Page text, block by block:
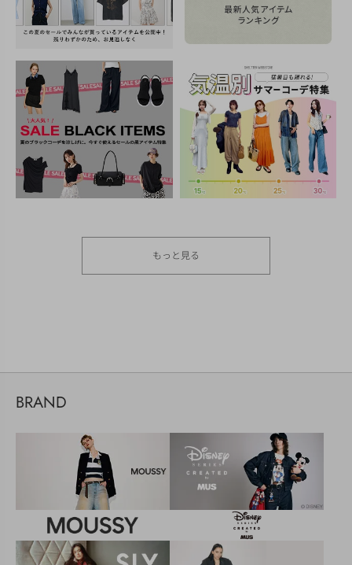
もっと見る
BRAND